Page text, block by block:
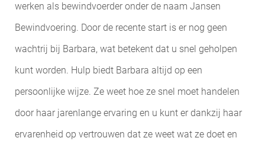
werken als bewindvoerder onder de naam Jansen
Bewindvoering. Door de recente start is er nog geen
wachtrij bij Barbara, wat betekent dat u snel geholpen
kunt worden. Hulp biedt Barbara altijd op een
persoonlijke wijze. Ze weet hoe ze snel moet handelen
door haar jarenlange ervaring en u kunt er dankzij haar
ervarenheid op vertrouwen dat ze weet wat ze doet en